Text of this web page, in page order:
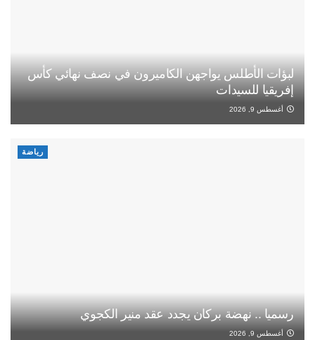
لبؤات الأطلس يواجهن الكاميرون في نصف نهائي كأس
إفريقيا للسيدات
أغسطس 9, 2026
رياضة
رسميا .. نهضة بركان يجدد عقد منير الكجوي
أغسطس 9, 2026